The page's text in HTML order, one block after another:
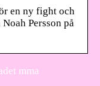
en ny fight och
Persson på
mma